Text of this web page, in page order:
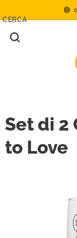
CERCA
Set di 2
to Love